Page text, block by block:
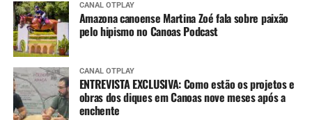
CANAL OTPLAY
Amazona canoense Martina Zoé fala sobre paixão
pelo hipismo no Canoas Podcast
CANAL OTPLAY
ENTREVISTA EXCLUSIVA: Como estão os projetos e
obras dos diques em Canoas nove meses após a
enchente